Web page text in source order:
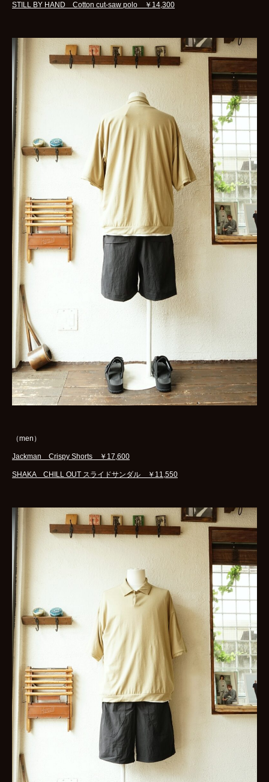
STILL BY HAND Cotton cut-saw polo ￥14,300
（men）
Jackman Crispy Shorts ￥17,600
SHAKA CHILL OUT スライドサンダル ￥11,550